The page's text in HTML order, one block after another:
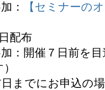
：
【セミナーの
配布
：開催７日前を
までにお申込の